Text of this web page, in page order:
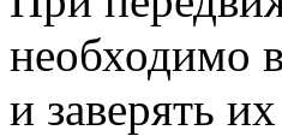
необходимо
и заверять